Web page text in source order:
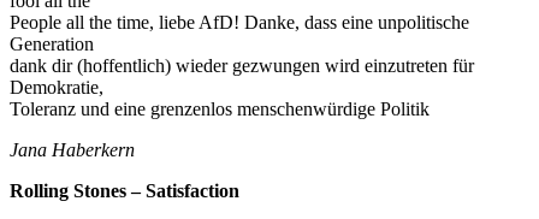
People all the time, liebe AfD! Danke, dass eine unpolitische
Generation
dank dir (hoffentlich) wieder gezwungen wird einzutreten für
Demokratie,
Toleranz und eine grenzenlos menschenwürdige Politik
Jana Haberkern
Rolling Stones – Satisfaction